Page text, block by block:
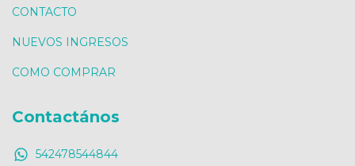
CONTACTO
NUEVOS INGRESOS
COMO COMPRAR
Contactános
542478544844